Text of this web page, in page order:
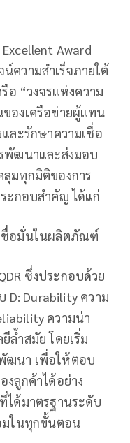
Award
ความสำเร็จภายใต้
รือ “วงจรแห่งความ
องเครือข่ายผู้แทน
ละรักษาความเชื่อ
พัฒนาและส่งมอบ
มทุกมิติของการ
ะกอบสำคัญ ได้แก่
ชื่อมั่นในผลิตภัณฑ์
ซึ่งประกอบด้วย
Durability ความ
ความน่า
ล้ำสมัย โดยเริ่ม
ฒนา เพื่อให้ตอบ
งลูกค้าได้อย่าง
ได้มาตรฐานระดับ
มในทุกขั้นตอน